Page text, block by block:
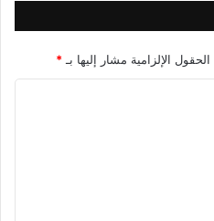
الحقول الإلزامية مشار إليها بـ*